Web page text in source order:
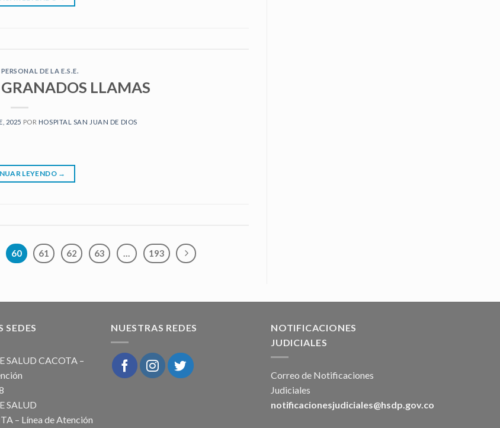
DE LA E.S.E.
LLAMAS
2025 POR HOSPITAL SAN JUAN DE DIOS
LEYENDO →
60 61 62 63 193
SEDES
SALUD CACOTA –
SALUD
– Línea de Atención
NUESTRAS REDES
NOTIFICACIONES
JUDICIALES
Correo de Notificaciones
Judiciales
notificacionesjudiciales@hsdp.gov.co